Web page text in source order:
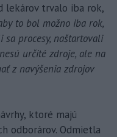
lekárov trvalo iba rok,
to bol možno iba rok,
procesy, naštartovali
určité zdroje, ale na
z navýšenia zdrojov
ktoré majú
odborárov. Odmietla